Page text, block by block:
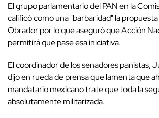
El grupo parlamentario del PAN en la
calificó como una "barbaridad" la
Obrador por lo que aseguró que Acción
permitirá que pase esa iniciativa.
El coordinador de los senadores panistas,
dijo en rueda de prensa que lamenta que
mandatario mexicano trate que toda la
absolutamente militarizada.